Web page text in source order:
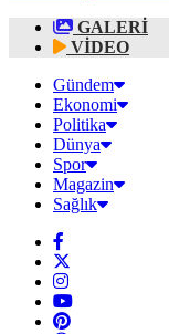
GALERİ
VİDEO
Gündem
Ekonomi
Politika
Dünya
Spor
Magazin
Sağlık